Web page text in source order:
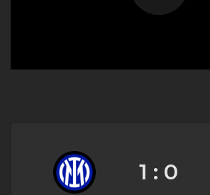
1 : 0